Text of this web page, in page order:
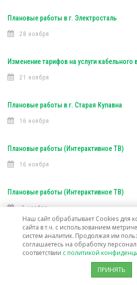
Плановые работы в г. Электросталь
28 ноября
Изменение тарифов на услуги кабельного
21 ноября
Плановые работы в г. Старая Купавна
16 ноября
Плановые работы (Интерактивное ТВ)
16 ноября
Плановые работы (Интерактивное ТВ)
7 ноября
Открыта техническая возможность
Лосино-Петровский
Наш сайт обрабатывает Cookies для
сайта в т.ч. с использованием
систем аналитик. Продолжая им
соглашаетесь на обработку
соответствии с политикой
ПРИНЯТЬ